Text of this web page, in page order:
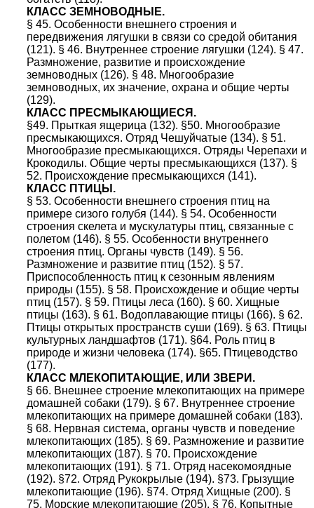
КЛАСС ЗЕМНОВОДНЫЕ.
§ 45. Особенности внешнего строения и
передвижения лягушки в связи со средой обитания
(121). § 46. Внутреннее строение лягушки (124). § 47.
Размножение, развитие и происхождение
земноводных (126). § 48. Многообразие
земноводных, их значение, охрана и общие черты
(129).
КЛАСС ПРЕСМЫКАЮЩИЕСЯ.
§49. Прыткая ящерица (132). §50. Многообразие
пресмыкающихся. Отряд Чешуйчатые (134). § 51.
Многообразие пресмыкающихся. Отряды Черепахи и
Крокодилы. Общие черты пресмыкающихся (137). §
52. Происхождение пресмыкающихся (141).
КЛАСС ПТИЦЫ.
§ 53. Особенности внешнего строения птиц на
примере сизого голубя (144). § 54. Особенности
строения скелета и мускулатуры птиц, связанные с
полетом (146). § 55. Особенности внутреннего
строения птиц. Органы чувств (149). § 56.
Размножение и развитие птиц (152). § 57.
Приспособленность птиц к сезонным явлениям
природы (155). § 58. Происхождение и общие черты
птиц (157). § 59. Птицы леса (160). § 60. Хищные
птицы (163). § 61. Водоплавающие птицы (166). § 62.
Птицы открытых пространств суши (169). § 63. Птицы
культурных ландшафтов (171). §64. Роль птиц в
природе и жизни человека (174). §65. Птицеводство
(177).
КЛАСС МЛЕКОПИТАЮЩИЕ, ИЛИ ЗВЕРИ.
§ 66. Внешнее строение млекопитающих на примере
домашней собаки (179). § 67. Внутреннее строение
млекопитающих на примере домашней собаки (183).
§ 68. Нервная система, органы чувств и поведение
млекопитающих (185). § 69. Размножение и развитие
млекопитающих (187). § 70. Происхождение
млекопитающих (191). § 71. Отряд насекомоядные
(192). §72. Отряд Рукокрылые (194). §73. Грызущие
млекопитающие (196). §74. Отряд Хищные (200). §
75. Морские млекопитающие (205). § 76. Копытные